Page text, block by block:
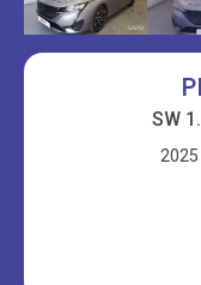
SW
2025